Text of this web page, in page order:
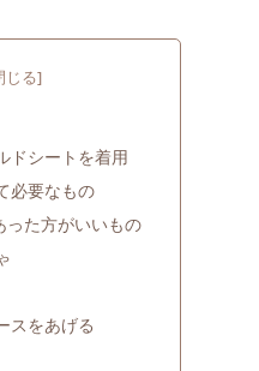
ドシートを着用
必要なもの
った方がいいもの
スをあげる